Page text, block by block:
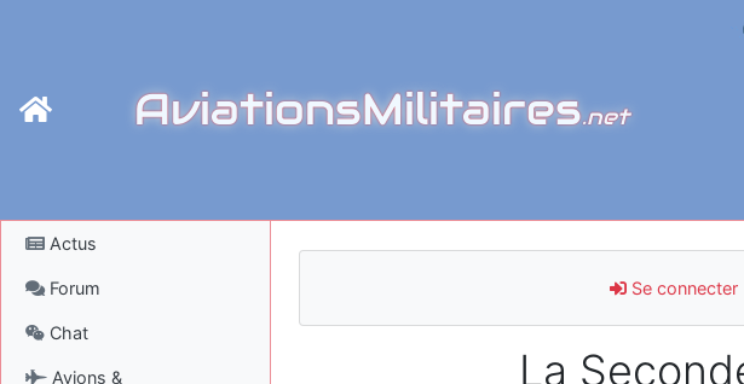
AviationsMilitaires.net
Actus
Forum
Chat
Avions &
Se connecter
La